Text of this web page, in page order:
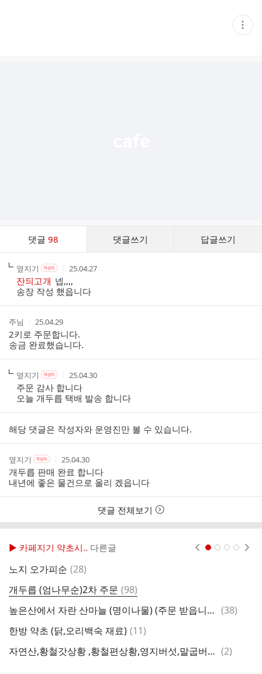
현
재
댓글98 댓글쓰기 답글쓰기
트
작
성
자
옆지기 작
성
자
본
인
부
작
자
작
시
간
25.04.27
잔듸고개 넵,,,,
송장 작성 했읍니다
작
성
자
주님
작
성
시
간
25.04.29
2키로 주문합니다.
송금 완료했습니다.
작
성
자
옆지기 작
성
자
본
인
부
작
성
자
작
성
시
간
25.04.30
주문 감사 합니다
오늘 개두릅 택배 발송 합니다
해당 댓글은 작성자와 운영진만 볼 수 있습니다.
작
성
자
옆지기 작
성
자
본
인
작
성
자
작
성
시
간
25.04.30
개두릅 판매 완료 합니다
내년에 좋은 물건으로 올리 겠읍니다
댓글 전체보기
▶ 카페지기 약초시.. 다른글
노지 오가피순 댓
(28)
개두릅 (엄나무순)2차 주문 댓
글
(98)
높은산에서 자란 산마늘 (명이나물) (주문 받읍니다 ) 댓
(38)
한방 약초 (닭,오리백숙 재료) 댓
(11)
자연산,황철갓상황 ,황철편상황,영지버섯,말굽버섯,석이버섯 댓
(2)